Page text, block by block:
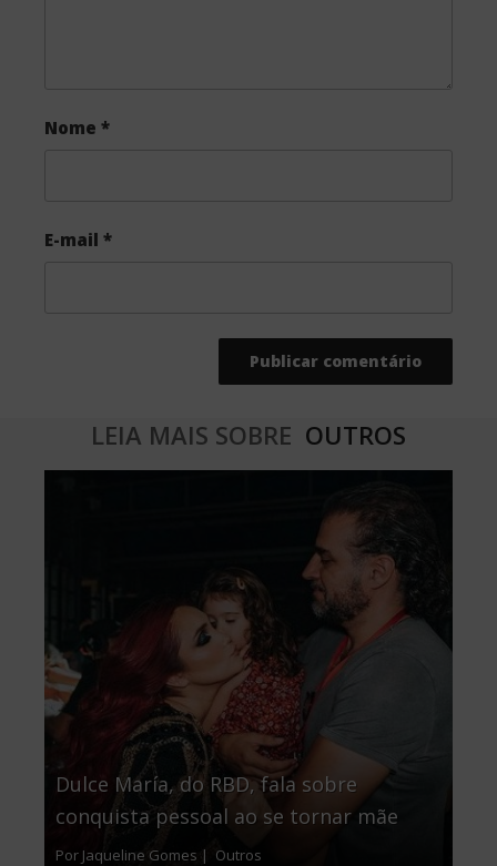
Nome *
E-mail *
LEIA MAIS SOBRE OUTROS
Dulce María, do RBD, fala sobre
conquista pessoal ao se tornar mãe
Por Jaqueline Gomes | Outros